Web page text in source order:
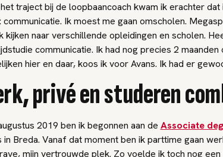
traject bij de loopbaancoach kwam ik erachter
communicatie. Ik moest me gaan omscholen.
kijken naar verschillende opleidingen en scholen.
communicatie. Ik had nog precies 2 maanden
hier en daar, koos ik voor Avans. Ik had er
privé en studeren
2019 ben ik begonnen aan de Associate
in Breda. Vanaf dat moment ben ik parttime gaan
mijn vertrouwde plek. Zo voelde ik toch nog